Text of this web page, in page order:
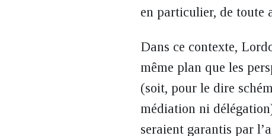
en particulier, de toute
Dans ce contexte,
même plan que les
(soit, pour le dire
médiation ni
seraient garantis par